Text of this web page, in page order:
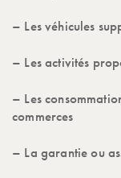
– Les véhicules
– Les activités
– Les
commerces
– La garantie ou